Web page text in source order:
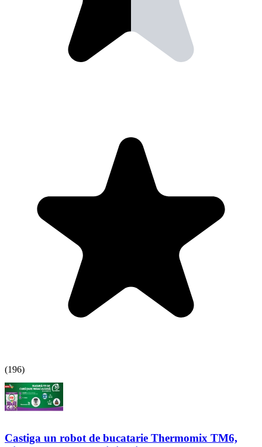
(196)
Castiga un robot de bucatarie Thermomix TM6,